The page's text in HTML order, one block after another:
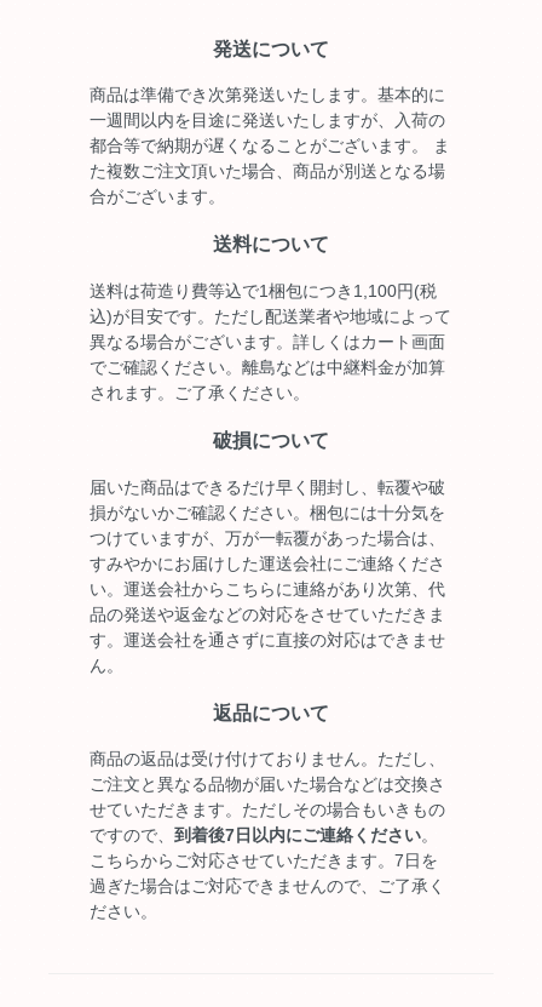
発送について
商品は準備でき次第発送いたします。基本的に
一週間以内を目途に発送いたしますが、入荷の
都合等で納期が遅くなることがございます。 ま
た複数ご注文頂いた場合、商品が別送となる場
合がございます。
送料について
送料は荷造り費等込で1梱包につき1,100円(税
込)が目安です。ただし配送業者や地域によって
異なる場合がございます。詳しくはカート画面
でご確認ください。離島などは中継料金が加算
されます。ご了承ください。
破損について
届いた商品はできるだけ早く開封し、転覆や破
損がないかご確認ください。梱包には十分気を
つけていますが、万が一転覆があった場合は、
すみやかにお届けした運送会社にご連絡くださ
い。運送会社からこちらに連絡があり次第、代
品の発送や返金などの対応をさせていただきま
す。運送会社を通さずに直接の対応はできませ
ん。
返品について
商品の返品は受け付けておりません。ただし、
ご注文と異なる品物が届いた場合などは交換さ
せていただきます。ただしその場合もいきもの
ですので、 到着後7日以内にご連絡ください。
こちらからご対応させていただきます。7日を
過ぎた場合はご対応できませんので、ご了承く
ださい。